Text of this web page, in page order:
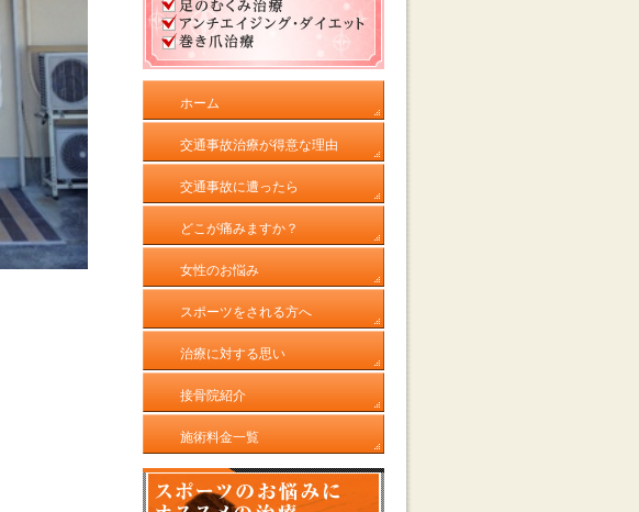
ホーム
交通事故治療が得意な理由
交通事故に遭ったら
どこが痛みますか？
女性のお悩み
スポーツをされる方へ
治療に対する思い
接骨院紹介
施術料金一覧